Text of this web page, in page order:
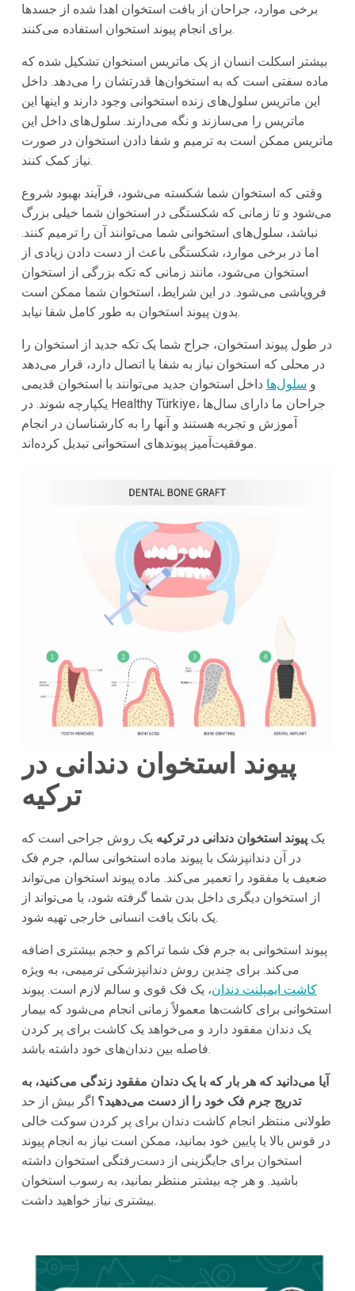
برخی موارد، جراحان از بافت استخوان اهدا شده از جسدها
برای انجام پیوند استخوان استفاده می‌کنند.
بیشتر اسکلت انسان از یک ماتریس استخوان تشکیل شده که
ماده سفتی است که به استخوان‌ها قدرتشان را می‌دهد. داخل
این ماتریس سلول‌های زنده استخوانی وجود دارند و اینها این
ماتریس را می‌سازند و نگه می‌دارند. سلول‌های داخل این
ماتریس ممکن است به ترمیم و شفا دادن استخوان در صورت
نیاز کمک کنند.
وقتی که استخوان شما شکسته می‌شود، فرآیند بهبود شروع
می‌شود و تا زمانی که شکستگی در استخوان شما خیلی بزرگ
نباشد، سلول‌های استخوانی شما می‌توانند آن را ترمیم کنند.
اما در برخی موارد، شکستگی باعث از دست دادن زیادی از
استخوان می‌شود، مانند زمانی که تکه بزرگی از استخوان
فروپاشی می‌شود. در این شرایط، استخوان شما ممکن است
بدون پیوند استخوان به طور کامل شفا نیابد.
در طول پیوند استخوان، جراح شما یک تکه جدید از استخوان را
در محلی که استخوان نیاز به شفا یا اتصال دارد، قرار می‌دهد
و سلول‌ها داخل استخوان جدید می‌توانند با استخوان قدیمی
یکپارچه شوند. در Healthy Türkiye، جراحان ما دارای سال‌ها
آموزش و تجربه هستند و آنها را به کارشناسان در انجام
موفقیت‌آمیز پیوندهای استخوانی تبدیل کرده‌اند.
پیوند استخوان دندانی در
ترکیه
یکپیوند استخوان دندانی در ترکیه یک روش جراحی است که
در آن دندانپزشک با پیوند ماده استخوانی سالم، جرم فک
ضعیف یا مفقود را تعمیر می‌کند. ماده پیوند استخوان می‌تواند
از استخوان دیگری داخل بدن شما گرفته شود، یا می‌تواند از
یک بانک بافت انسانی خارجی تهیه شود.
پیوند استخوانی به جرم فک شما تراکم و حجم بیشتری اضافه
می‌کند. برای چندین روش دندانپزشکی ترمیمی، به ویژه
کاشت ایمپلنت دندان، یک فک قوی و سالم لازم است. پیوند
استخوانی برای کاشت‌ها معمولاً زمانی انجام می‌شود که بیمار
یک دندان مفقود دارد و می‌خواهد یک کاشت برای پر کردن
فاصله بین دندان‌های خود داشته باشد.
آیا می‌دانید که هر بار که با یک دندان مفقود زندگی می‌کنید، به
تدریج جرم فک خود را از دست می‌دهید؟ اگر بیش از حد
طولانی منتظر انجام کاشت دندان برای پر کردن سوکت خالی
در قوس بالا یا پایین خود بمانید، ممکن است نیاز به انجام پیوند
استخوان برای جایگزینی از دست‌رفتگی استخوان داشته
باشید. و هر چه بیشتر منتظر بمانید، به رسوب استخوان
بیشتری نیاز خواهید داشت.